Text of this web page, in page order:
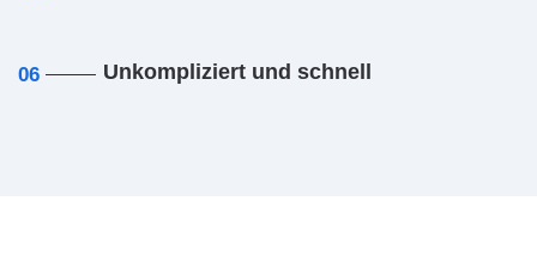
06 Unkompliziert und schnell